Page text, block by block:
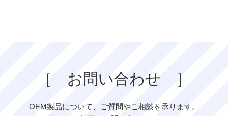
［ お問い合わせ ］
OEM製品について、ご質問やご相談を承ります。